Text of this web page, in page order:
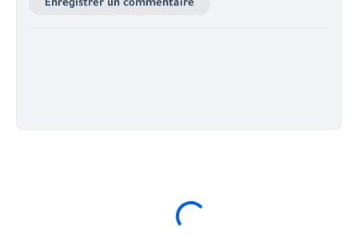
Enregistrer un commentaire